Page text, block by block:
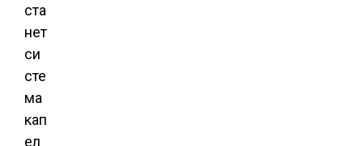
ста
нет
си
сте
ма
кап
ел